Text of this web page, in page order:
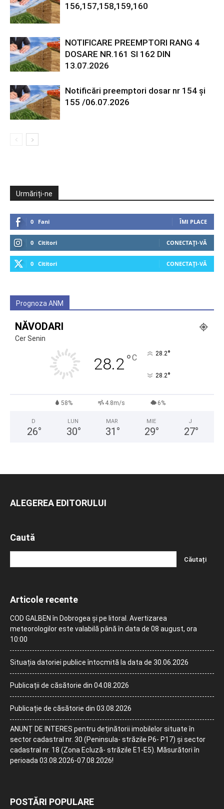
156,157,158,159,160
NOTIFICARE PREEMPTORI RANG 4
DOSARE NR.161 SI 162 DIN
13.07.2026
Notificări preemptori dosar nr 154 și
155 /06.07.2026
Urmăriți-ne
0 Fani ÎMI PLACE
0 Cititori CONECTAȚI-VĂ
0 Cititori CONECTAȚI-VĂ
Prognoza ANM
NĂVODARI
Cer Senin
28.2°C 28.2°
28.2°
58% 4.8m/s 6%
D
26°
LUN
30°
MAR
31 °
MIE
29°
J
27°
ALEGEREA EDITORULUI
Caută
Articole recente
COD GALBEN în Dobrogea și pe litoral. Avertizarea
meteorologilor este valabilă până în data de 08 august, ora
10:00
Situația datoriei publice întocmită la data de 30.06.2026
Publicații de căsătorie din 04.08.2026
Publicație de căsătorie din 03.08.2026
ANUNȚ DE INTERES pentru deținătorii imobilelor situate în
sector cadastral nr. 30 (Peninsula- străzile P6- P17) și sector
cadastral nr. 18 (Zona Ecluză- străzile E1-E5). Măsurători în
perioada 03.08.2026-07.08.2026!
POSTĂRI POPULARE